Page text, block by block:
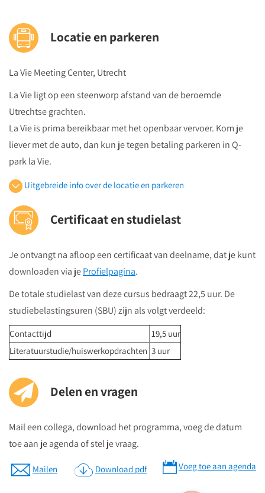
Locatie en parkeren
La Vie Meeting Center, Utrecht
La Vie ligt op een steenworp afstand van de beroemde
Utrechtse grachten.
La Vie is prima bereikbaar met het openbaar vervoer. Kom je
liever met de auto, dan kun je tegen betaling parkeren in Q-
park la Vie.
Je volgt vanuit Utrecht Centraal Station de bewegwijzeringborden
vervolgens vanuit winkelcentrum "Hoog Catharijne" volgt u de
borden "Vredenburg".
Regardz La Vie Utrecht bevindt zich tegenover het Vredenburg
(plein) en naast de Bijenkorf op de hoek
St.Jacobsstraat/Lange Viestraat.
Je kunt het meeting center bereiken viade ingang van het
kantorencomplex "La Vie" aan de St. Jacobsstraat
kun je dan direct naartoe.
Parkeren
Postcode ten behoeve van je navigatiesysteem : 3511 BS
Parkeren kan in de Qpark parkeergarage La Vie, welke langs de
Uitgebreide info over de locatie en parkeren
Certificaat en studielast
Je ontvangt na afloop een certificaat van deelname, dat je kunt
downloaden via jeProfielpagina.
De totale studielast van deze cursus bedraagt 22,5 uur. De
studiebelastingsuren (SBU) zijn als volgt verdeeld:
Contacttijd
19,5 uur
Literatuurstudie/huiswerkopdrachten 3 uur
Delen en vragen
Mail een collega, download het programma, voeg de datum
toe aan je agenda of stel je vraag.
Mailen Download pdf Voeg toe aan agenda